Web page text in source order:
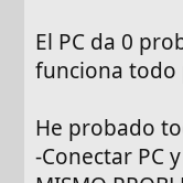
El PC da 0
funciona todo
He probado
-Conectar PC